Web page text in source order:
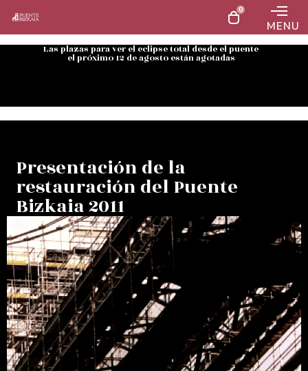
0
MENU
Las plazas para ver el eclipse total desde el puente
el próximo 12 de agosto están agotadas
Presentación de la
restauración del Puente
Bizkaia 2011